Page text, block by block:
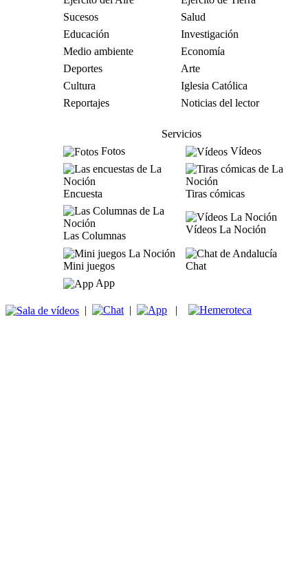
Sucesos
Salud
Educación
Investigación
Medio ambiente
Economía
Deportes
Arte
Cultura
Iglesia Católica
Reportajes
Noticias del lector
Servicios
Fotos
Vídeos
Encuesta Tiras cómicas
Las Columnas
Vídeos La Noción
Mini juegos
Chat
App
| | |